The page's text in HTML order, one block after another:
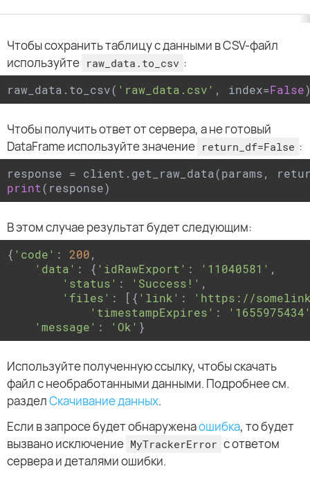
Чтобы сохранить таблицу с данными в CSV-файл
используйте raw_data.to_csv :
raw_data.to_csv( 'raw_data.csv' , index=False
Чтобы получить ответ от сервера, а не готовый
DataFrame используйте значение return_df=False :
response = client.get_raw_data(params,
print
В этом случае результат будет следующим:
{ 'code' : 200,
'data' : { 'idRawExport' : '11040581' ,
'status' : 'Success!' ,
'files' : [{ 'link' :
'https://
'timestampExpires' :
'message' : 'Ok'
Используйте полученную ссылку, чтобы скачать
файл с необработанными данными. Подробнее см.
разделСкачивание данных.
Если в запросе будет обнаруженаошибка, то будет
вызвано исключение MyTrackerError с ответом
сервера и деталями ошибки.